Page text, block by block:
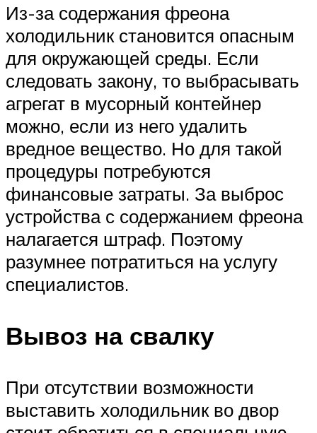
Из-за содержания фреона
холодильник становится опасным
для окружающей среды. Если
следовать закону, то выбрасывать
агрегат в мусорный контейнер
можно, если из него удалить
вредное вещество. Но для такой
процедуры потребуются
финансовые затраты. За выброс
устройства с содержанием фреона
налагается штраф. Поэтому
разумнее потратиться на услугу
специалистов.
Вывоз на свалку
При отсутствии возможности
выставить холодильник во двор